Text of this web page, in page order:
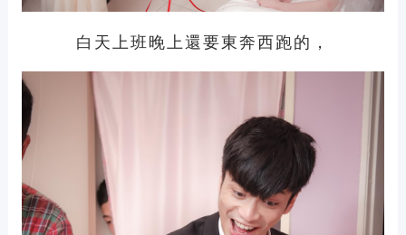
白天上班晚上還要東奔西跑的，